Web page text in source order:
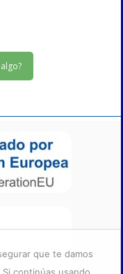
que te damos